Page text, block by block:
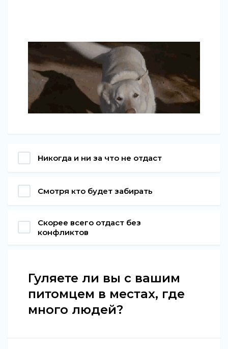
Никогда и ни за что не отдаст
Смотря кто будет забирать
Скорее всего отдаст без
конфликтов
Гуляете ли вы с вашим
питомцем в местах, где
много людей?